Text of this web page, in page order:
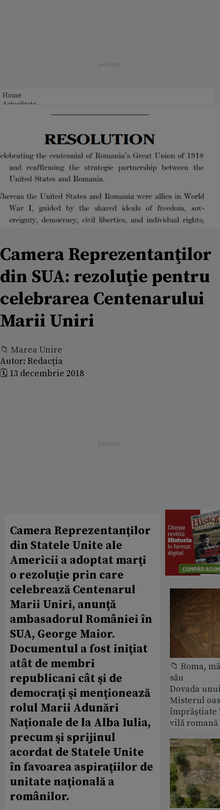
Home
Actualitate
Camera Reprezentanţilor
din SUA: rezoluţie pentru
celebrarea Centenarului
Marii Uniri
📁 Marea Unire
Autor: Redacția
🗓️ 13 decembrie 2018
Camera Reprezentanţilor
din Statele Unite ale
Americii a adoptat marţi
o rezoluţie prin care
celebrează Centenarul
Marii Uniri, anunţă
ambasadorul României în
SUA, George Maior.
Documentul a fost iniţiat
atât de membri
republicani cât şi de
democraţi şi menţionează
rolul Marii Adunări
Naţionale de la Alba Iulia,
precum şi sprijinul
acordat de Statele Unite
în favoarea aspiraţiilor de
unitate naţională a
românilor.
📁 Roma,
său
Dovada
Misterul
împrăștiate
vilă romană